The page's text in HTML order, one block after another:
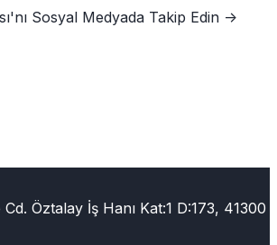
Sosyal Medyada Takip Edin ->
Öztalay İş Hanı Kat:1 D:173, 41300